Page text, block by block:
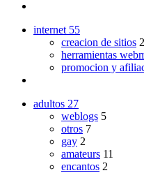
internet 55
creacion de sitios
herramientas
promocion y
adultos 27
weblogs 5
otros 7
gay 2
amateurs 11
encantos 2